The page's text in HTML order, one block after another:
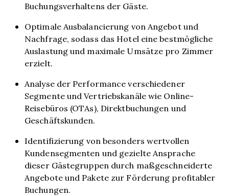
Buchungsverhaltens der Gäste.
Optimale Ausbalancierung von Angebot und
Nachfrage, sodass das Hotel eine bestmögliche
Auslastung und maximale Umsätze pro Zimmer
erzielt.
Analyse der Performance verschiedener
Segmente und Vertriebskanäle wie Online-
Reisebüros (OTAs), Direktbuchungen und
Geschäftskunden.
Identifizierung von besonders wertvollen
Kundensegmenten und gezielte Ansprache
dieser Gästegruppen durch maßgeschneiderte
Angebote und Pakete zur Förderung profitabler
Buchungen.